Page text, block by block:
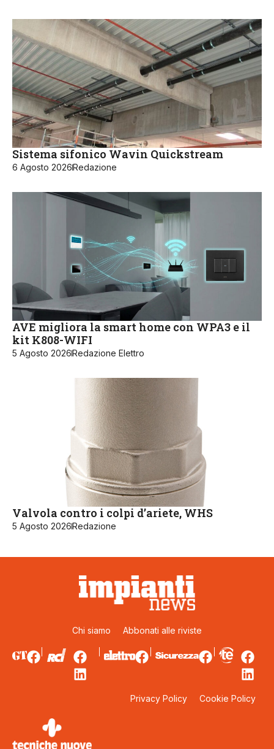
Sistema sifonico Wavin Quickstream
6 Agosto 2026Redazione
AVE migliora la smart home con WPA3 e il
kit K808-WIFI
5 Agosto 2026Redazione Elettro
Valvola contro i colpi d’ariete, WHS
5 Agosto 2026Redazione
Chi siamo Abbonati alle riviste
Privacy Policy Cookie Policy